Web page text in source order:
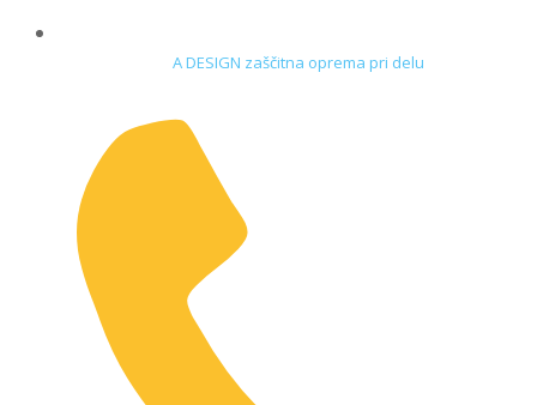
A DESIGN zaščitna oprema pri delu